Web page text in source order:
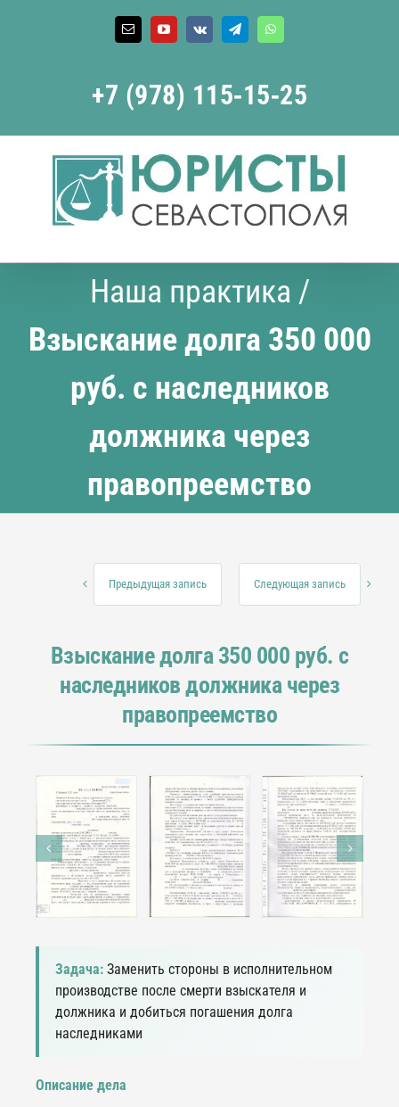
Email YouTube
Vk TelegramWhatsApp
+7 (978) 115‑15‑25
Наша практика /
Взыскание долга 350 000
руб. с наследников
должника через
правопреемство
Предыдущая запись Следующая запись
Взыскание долга 350 000 руб. с
наследников должника через
правопреемство
Задача:Заменить стороны в исполнительном
производстве после смерти взыскателя и
должника и добиться погашения долга
наследниками
Описание дела